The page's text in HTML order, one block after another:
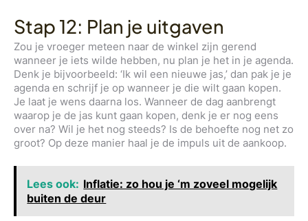
Stap 12: Plan je uitgaven
Zou je vroeger meteen naar de winkel zijn gerend
wanneer je iets wilde hebben, nu plan je het in je agenda.
Denk je bijvoorbeeld: ‘Ik wil een nieuwe jas,’ dan pak je je
agenda en schrijf je op wanneer je die wilt gaan kopen.
Je laat je wens daarna los. Wanneer de dag aanbrengt
waarop je de jas kunt gaan kopen, denk je er nog eens
over na? Wil je het nog steeds? Is de behoefte nog net zo
groot? Op deze manier haal je de impuls uit de aankoop.
Lees ook: Inflatie: zo hou je ‘m zoveel mogelijk
buiten de deur